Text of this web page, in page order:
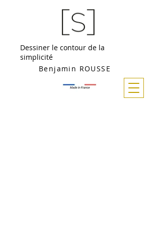
Benjamin ROUSSE
Dessiner le contour de la
simplicité